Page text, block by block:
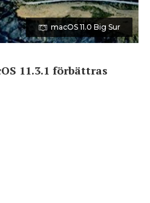
macOS 11.0 Big Sur
11.3.1 förbättras